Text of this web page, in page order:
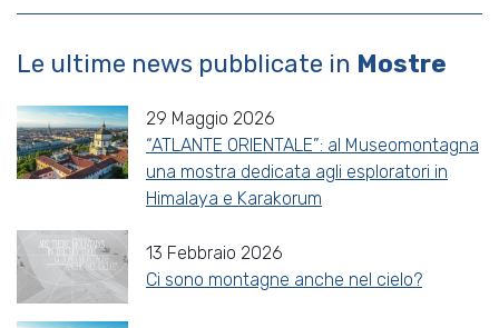
Le ultime news pubblicate in Mostre
29 Maggio 2026
“ATLANTE ORIENTALE”: al Museomontagna
una mostra dedicata agli esploratori in
Himalaya e Karakorum
13 Febbraio 2026
Ci sono montagne anche nel cielo?